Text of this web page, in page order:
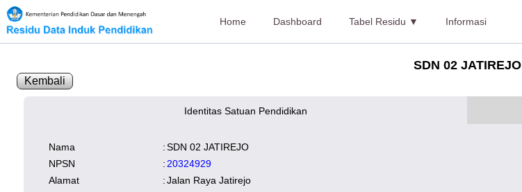
Home Dashboard Tabel Residu ▼ Informasi
SDN 02 JATIREJO
Kembali
Identitas Satuan Pendidikan
Nama :SDN 02 JATIREJO
NPSN
: 20324929
Alamat
:Jalan Raya Jatirejo